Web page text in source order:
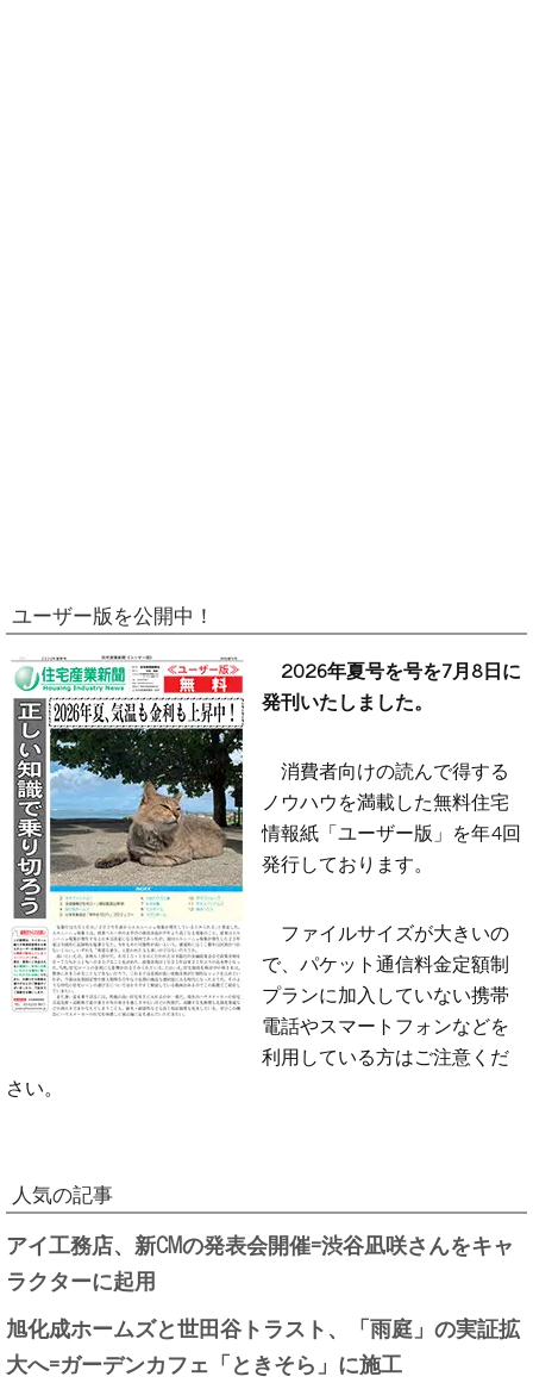
ユーザー版を公開中！
2026年夏号を号を7月8日に
発刊いたしました。
消費者向けの読んで得する
ノウハウを満載した無料住宅
情報紙「ユーザー版」を年4回
発行しております。
ファイルサイズが大きいの
で、パケット通信料金定額制
プランに加入していない携帯
電話やスマートフォンなどを
利用している方はご注意くだ
さい。
人気の記事
アイ工務店、新CMの発表会開催=渋谷凪咲さんをキャ
ラクターに起用
旭化成ホームズと世田谷トラスト、「雨庭」の実証拡
大へ=ガーデンカフェ「ときそら」に施工